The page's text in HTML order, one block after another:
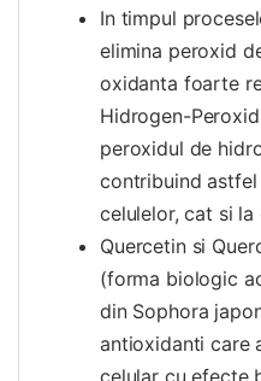
In timpul
elimina peroxid
oxidanta foarte
Hidrogen-
peroxidul de
contribuind
celulelor, cat si la
Quercetin si
(forma biologic
din Sophora
antioxidanti care